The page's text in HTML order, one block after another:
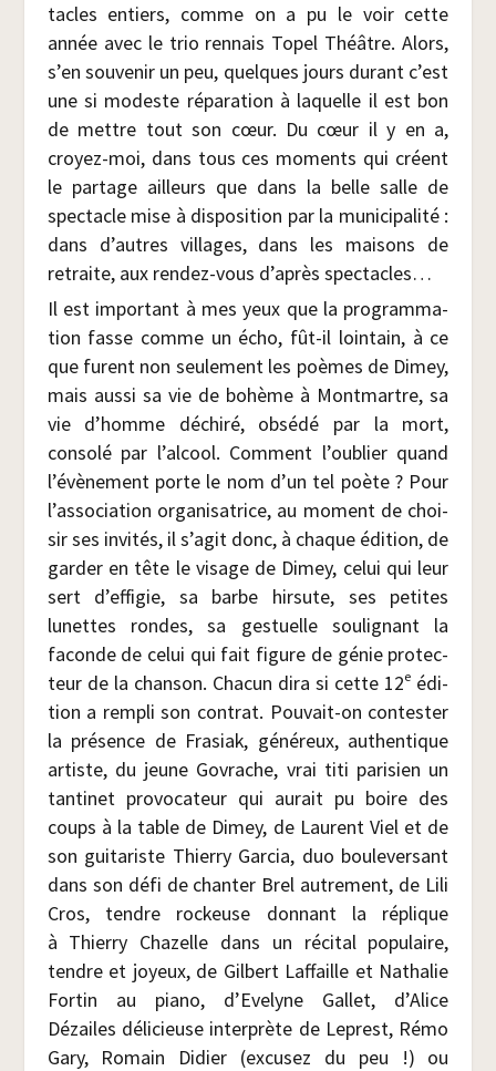
tacles entiers, comme on a pu le voir cette
année avec le trio ren­nais Topel Théâtre. Alors,
s’en sou­ve­nir un peu, quelques jours durant c’est
une si modeste répa­ra­tion à laquelle il est bon
de mettre tout son cœur. Du cœur il y en a,
croyez-moi, dans tous ces moments qui créent
le par­tage ailleurs que dans la belle salle de
spec­tacle mise à dis­po­si­tion par la muni­ci­pa­li­té :
dans d’autres vil­lages, dans les mai­sons de
retraite, aux ren­dez-vous d’après spectacles…
Il est impor­tant à mes yeux que la pro­gram­ma­
tion fasse comme un écho, fût-il loin­tain, à ce
que furent non seule­ment les poèmes de Dimey,
mais aus­si sa vie de bohème à Mont­martre, sa
vie d’homme déchi­ré, obsé­dé par la mort,
conso­lé par l’alcool. Com­ment l’oublier quand
l’évènement porte le nom d’un tel poète ? Pour
l’association orga­ni­sa­trice, au moment de choi­
sir ses invi­tés, il s’agit donc, à chaque édi­tion, de
gar­der en tête le visage de Dimey, celui qui leur
sert d’effigie, sa barbe hir­sute, ses petites
lunettes rondes, sa ges­tuelle sou­li­gnant la
faconde de celui qui fait figure de génie pro­tec­
teur de la chan­son. Cha­cun dira si cette 12e édi­
tion a rem­pli son contrat. Pou­vait-on contes­ter
la pré­sence de Fra­siak, géné­reux, authen­tique
artiste, du jeune Govrache, vrai titi pari­sien un
tan­ti­net pro­vo­ca­teur qui aurait pu boire des
coups à la table de Dimey, de Laurent Viel et de
son gui­ta­riste Thier­ry Gar­cia, duo bou­le­ver­sant
dans son défi de chan­ter Brel autre­ment, de Lili
Cros, tendre rockeuse don­nant la réplique
à Thier­ry Cha­zelle dans un réci­tal popu­laire,
tendre et joyeux, de Gil­bert Laf­faille et Natha­lie
For­tin au pia­no, d’Evelyne Gal­let, d’Alice
Dézailes déli­cieuse inter­prète de Leprest, Rémo
Gary, Romain Didier (excu­sez du peu !) ou